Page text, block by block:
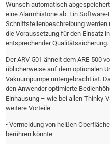
Wunsch automatisch
eine Alarmhistorie ab. Ein
Schnittstellenbeschreibung
die Voraussetzung für den Einsatz
entsprechender Qualitätssicherung.
Der ARV-501 ähnelt dem ARE-500
üblicherweise auf dem optionalen
Vakuumpumpe untergebracht ist.
den Anwender optimierte
Einhausung – wie bei allen Thinky-
weitere Vorteile:
• Vermeidung von heißen
berühren könnte